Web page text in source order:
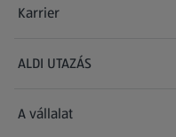
Karrier
(új oldalon nyílik meg)
ALDI UTAZÁS
(új oldalon nyílik meg)
A vállalat